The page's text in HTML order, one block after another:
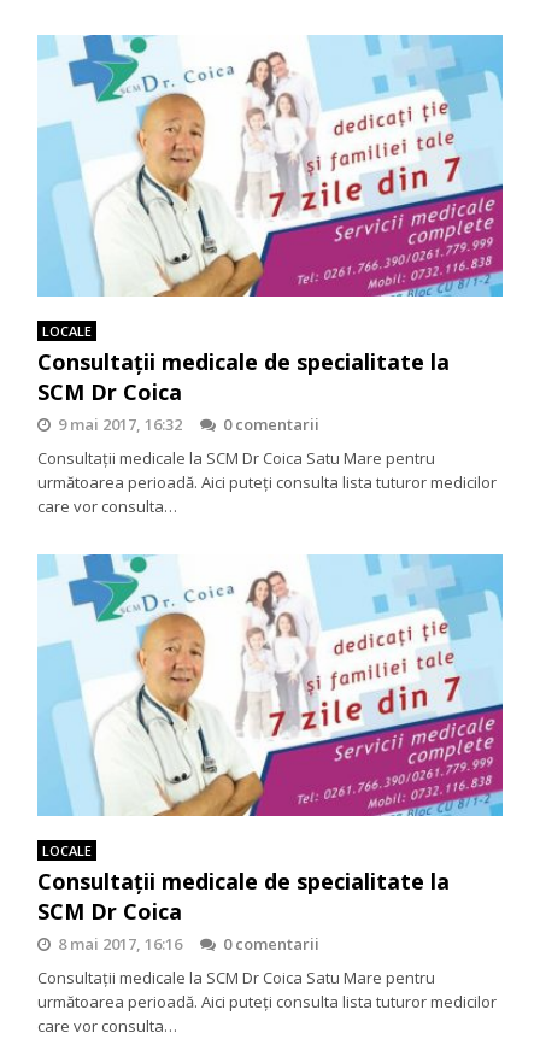
LOCALE
Consultaţii medicale de specialitate la
SCM Dr Coica
9 mai 2017, 16:32
0 comentarii
Consultații medicale la SCM Dr Coica Satu Mare pentru
următoarea perioadă. Aici puteți consulta lista tuturor medicilor
care vor consulta…
LOCALE
Consultaţii medicale de specialitate la
SCM Dr Coica
8 mai 2017, 16:16
0 comentarii
Consultații medicale la SCM Dr Coica Satu Mare pentru
următoarea perioadă. Aici puteți consulta lista tuturor medicilor
care vor consulta…